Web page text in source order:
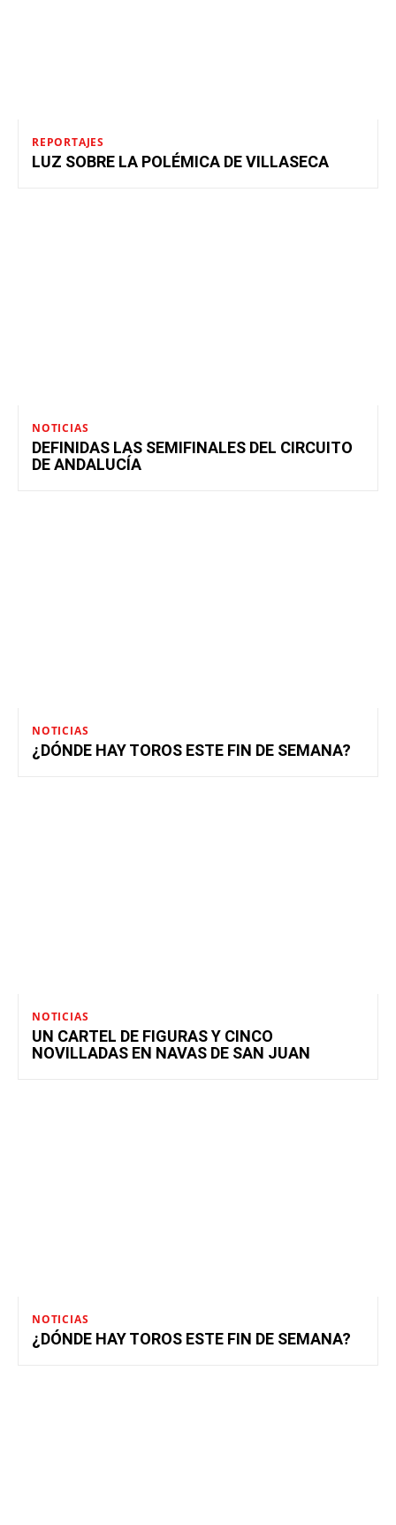
REPORTAJES
LUZ SOBRE LA POLÉMICA DE VILLASECA
NOTICIAS
DEFINIDAS LAS SEMIFINALES DEL CIRCUITO
DE ANDALUCÍA
NOTICIAS
¿DÓNDE HAY TOROS ESTE FIN DE SEMANA?
NOTICIAS
UN CARTEL DE FIGURAS Y CINCO
NOVILLADAS EN NAVAS DE SAN JUAN
NOTICIAS
¿DÓNDE HAY TOROS ESTE FIN DE SEMANA?